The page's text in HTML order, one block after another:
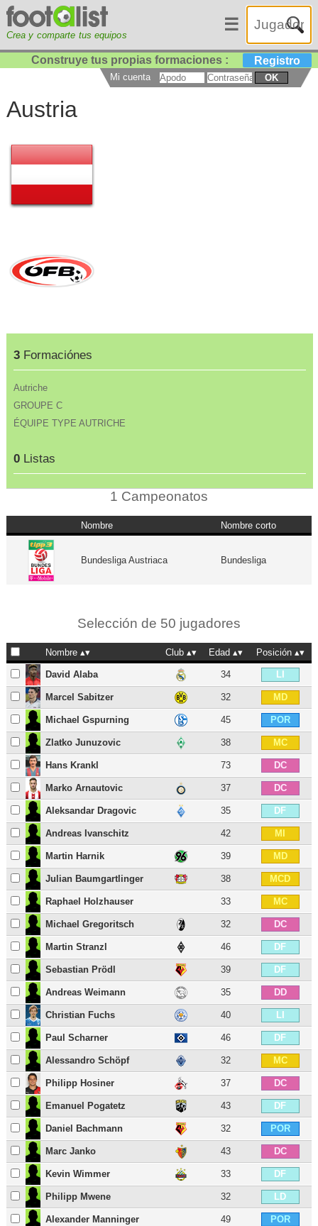
Crea y comparte tus equipos
☰
Construye tus propias formaciones : Registro
Mi cuenta OK
Austria
3Formaciónes
Autriche
GROUPE C
ÉQUIPE TYPE AUTRICHE
0Listas
1 Campeonatos
Nombre Nombre corto
Bundesliga Austriaca Bundesliga
Selección de 50 jugadores
Nombre Club Edad Posición
David Alaba 34 LI
Marcel Sabitzer 32 MD
Michael Gspurning 45 POR
Zlatko Junuzovic 38 MC
Hans Krankl 73 DC
Marko Arnautovic 37 DC
Aleksandar Dragovic 35 DF
Andreas Ivanschitz 42 MI
Martin Harnik 39 MD
Julian Baumgartlinger 38 MCD
Raphael Holzhauser 33 MC
Michael Gregoritsch 32 DC
Martin Stranzl 46 DF
Sebastian Prödl 39 DF
Andreas Weimann 35 DD
Christian Fuchs 40 LI
Paul Scharner 46 DF
Alessandro Schöpf 32 MC
Philipp Hosiner 37 DC
Emanuel Pogatetz 43 DF
Daniel Bachmann 32 POR
Marc Janko 43 DC
Kevin Wimmer 33 DF
Philipp Mwene 32 LD
Alexander Manninger 49 POR